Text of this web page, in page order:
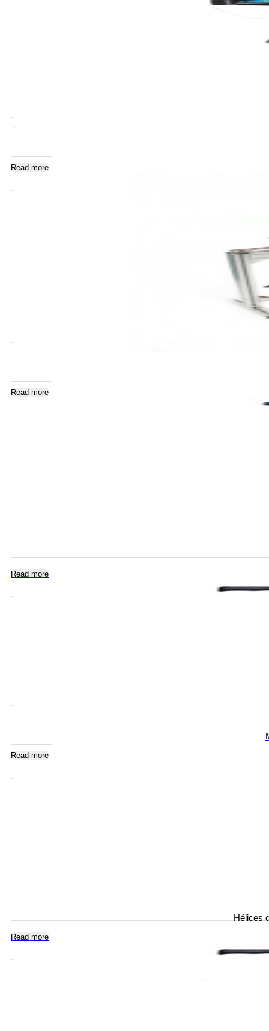
Read more
Read more
Read more
Read more
Hélices
Read more